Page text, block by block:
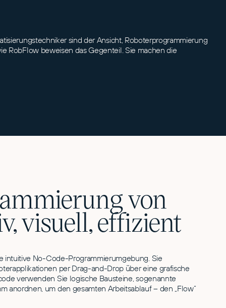
sind der Ansicht, Roboterprogrammierung
RobFlow beweisen das Gegenteil. Sie machen die
von
visuell, effizient
intuitive No-Code-Programmierumgebung. Sie
per Drag-and-Drop über eine grafische
verwenden Sie logische Bausteine, sogenannte
anordnen, um den gesamten Arbeitsablauf – den „Flow“